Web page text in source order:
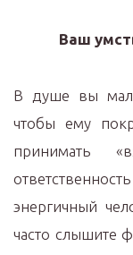
Ваш
В душе вы
чтобы ему
принимать
энергичный
часто слышите